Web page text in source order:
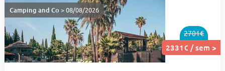
2701€
2331€ / sem >
Camping and Co > 08/08/2026